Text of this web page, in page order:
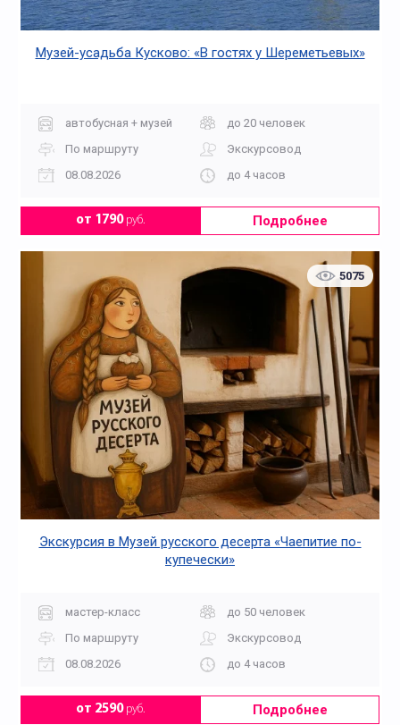
Музей-усадьба Кусково: «В гостях у Шереметьевых»
автобусная + музей
до 20 человек
По маршруту
Экскурсовод
08.08.2026
до 4 часов
от 1790руб. Подробнее
5075
Экскурсия в Музей русского десерта «Чаепитие по-
купечески»
мастер-класс
до 50 человек
По маршруту
Экскурсовод
08.08.2026
до 4 часов
от 2590руб. Подробнее